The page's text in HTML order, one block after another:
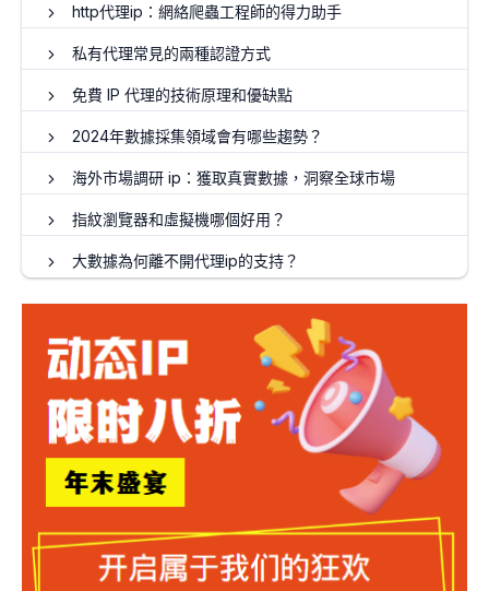
http代理ip：網絡爬蟲工程師的得力助手
私有代理常見的兩種認證方式
免費 IP 代理的技術原理和優缺點
2024年數據採集領域會有哪些趨勢？
海外市場調研 ip：獲取真實數據，洞察全球市場
指紋瀏覽器和虛擬機哪個好用？
大數據為何離不開代理ip的支持？